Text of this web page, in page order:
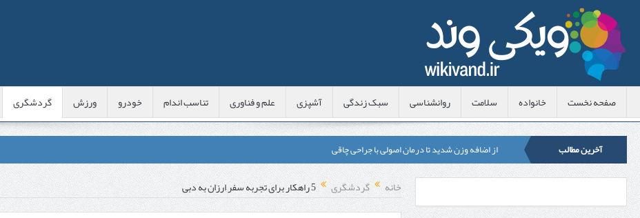
صفحه نخست خانواده سلامت روانشناسی سبک زندگی آشپزی علم و فناوری تناسب اندام خودرو ورزش گردشگری
آخرین مطالب
از اضافه وزن شدید تا درمان اصولی با جراحی چاقی
لیزر موهای زائد شاتی یا رولی؟ مقایسه لیزرهای واقعی با شبه‌ لیزر در مشهد
قبل از تماس با تعمیرکار ماشین ظرفشویی وستینگهاوس این موارد را بررسی کنید
خانه گردشگری 5 راهکار برای تجربه سفر ارزان به دبی